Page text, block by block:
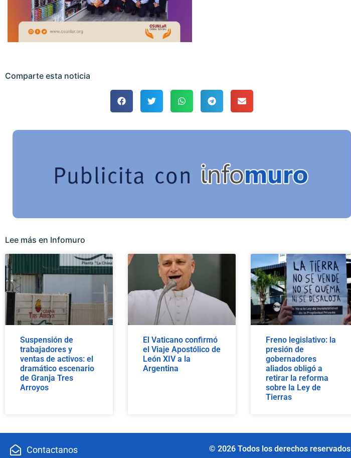
Comparte esta noticia
Lee más en Infomuro
Suspensión de
trabajadores y
ventas de activos: el
dramático escenario
de Granja Tres
Arroyos
El Vaticano confirmó
el Viaje Apostólico de
León XIV a la
Argentina
Freno legislativo: la
presión de
gobernadores
aliados obligó a
retirar la reforma
sobre la Ley de
Tierras
Contactanos © 2026 Todos los derechos reservados